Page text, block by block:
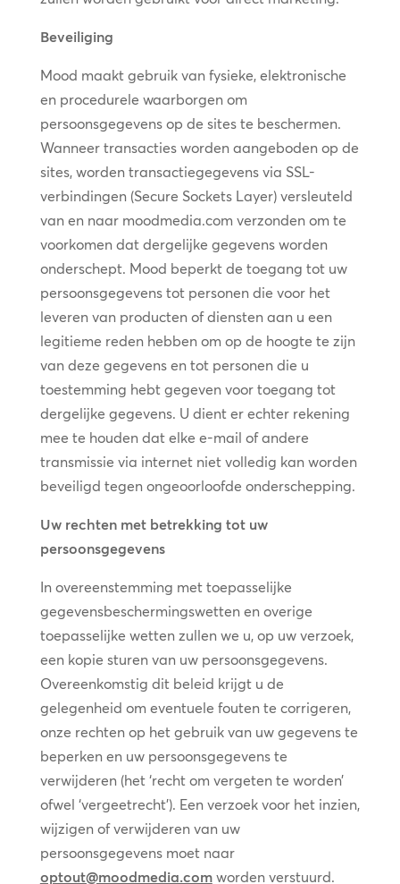
Beveiliging
Mood maakt gebruik van fysieke, elektronische
en procedurele waarborgen om
persoonsgegevens op de sites te beschermen.
Wanneer transacties worden aangeboden op de
sites, worden transactiegegevens via SSL-
verbindingen (Secure Sockets Layer) versleuteld
van en naar moodmedia.com verzonden om te
voorkomen dat dergelijke gegevens worden
onderschept. Mood beperkt de toegang tot uw
persoonsgegevens tot personen die voor het
leveren van producten of diensten aan u een
legitieme reden hebben om op de hoogte te zijn
van deze gegevens en tot personen die u
toestemming hebt gegeven voor toegang tot
dergelijke gegevens. U dient er echter rekening
mee te houden dat elke e-mail of andere
transmissie via internet niet volledig kan worden
beveiligd tegen ongeoorloofde onderschepping.
Uw rechten met betrekking tot uw
persoonsgegevens
In overeenstemming met toepasselijke
gegevensbeschermingswetten en overige
toepasselijke wetten zullen we u, op uw verzoek,
een kopie sturen van uw persoonsgegevens.
Overeenkomstig dit beleid krijgt u de
gelegenheid om eventuele fouten te corrigeren,
onze rechten op het gebruik van uw gegevens te
beperken en uw persoonsgegevens te
verwijderen (het ‘recht om vergeten te worden’
ofwel ‘vergeetrecht’). Een verzoek voor het inzien,
wijzigen of verwijderen van uw
persoonsgegevens moet naar
optout@moodmedia.comworden verstuurd.